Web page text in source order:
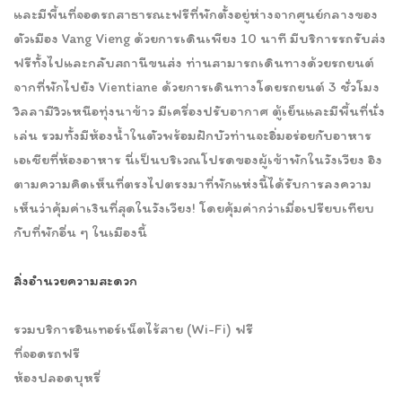
และมีพื้นที่จอดรถสาธารณะฟรีที่พักตั้งอยู่ห่างจากศูนย์กลางของ
ตัวเมือง Vang Vieng ด้วยการเดินเพียง 10 นาที มีบริการรถรับส่ง
ฟรีทั้งไปและกลับสถานีขนส่ง ท่านสามารถเดินทางด้วยรถยนต์
จากที่พักไปยัง Vientiane ด้วยการเดินทางโดยรถยนต์ 3 ชั่วโมง
วิลลามีวิวเหนือทุ่งนาข้าว มีเครื่องปรับอากาศ ตู้เย็นและมีพื้นที่นั่ง
เล่น รวมทั้งมีห้องน้ำในตัวพร้อมฝักบัวท่านจะอิ่มอร่อยกับอาหาร
เอเชียที่ห้องอาหาร นี่เป็นบริเวณโปรดของผู้เข้าพักในวังเวียง อิง
ตามความคิดเห็นที่ตรงไปตรงมาที่พักแห่งนี้ได้รับการลงความ
เห็นว่าคุ้มค่าเงินที่สุดในวังเวียง! โดยคุ้มค่ากว่าเมื่อเปรียบเทียบ
กับที่พักอื่น ๆ ในเมืองนี้
สิ่งอำนวยความสะดวก
รวมบริการอินเทอร์เน็ตไร้สาย (Wi-Fi) ฟรี
ที่จอดรถฟรี
ห้องปลอดบุหรี่